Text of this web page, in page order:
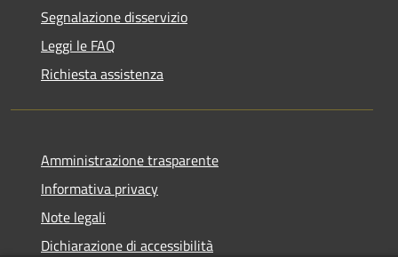
Segnalazione disservizio
Leggi le FAQ
Richiesta assistenza
Amministrazione trasparente
Informativa privacy
Note legali
Dichiarazione di accessibilità